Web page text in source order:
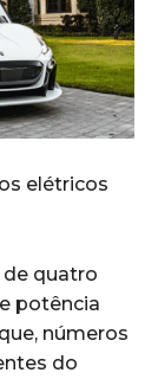
elétricos
quatro
potência
números
do